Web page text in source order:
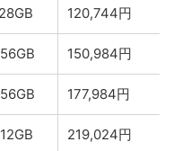
120,744円
150,984円
177,984円
219,024円